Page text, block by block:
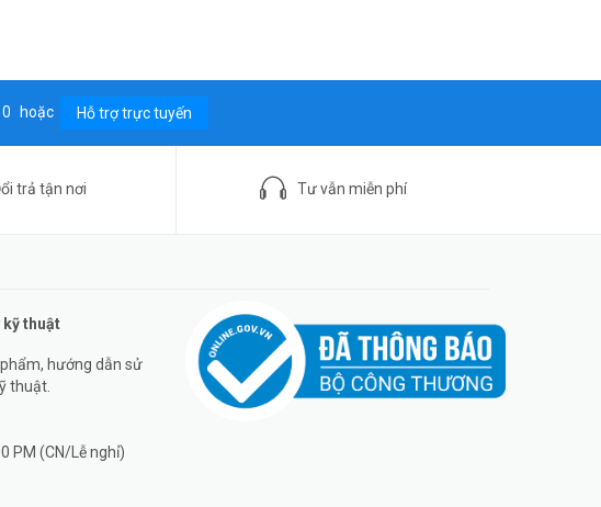
hoặc Hỗ trợ trực tuyến
trả tận nơi Tư vẫn miễn phí
kỹ thuật
hướng dẫn sử
thuật.
PM (CN/Lễ nghỉ)